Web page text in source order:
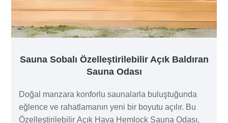
Sauna Sobalı Özelleştirilebilir Açık Baldıran
Sauna Odası
Doğal manzara konforlu saunalarla buluştuğunda
eğlence ve rahatlamanın yeni bir boyutu açılır. Bu
Özelleştirilebilir Açık Hava Hemlock Sauna Odası,